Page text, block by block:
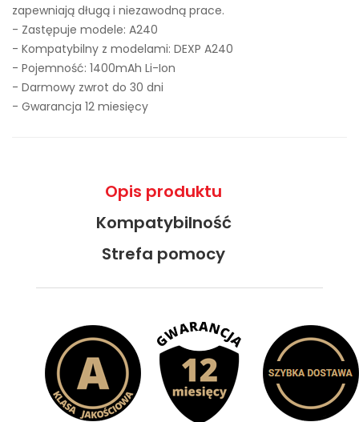
zapewniają długą i niezawodną prace.
- Zastępuje modele: A240
- Kompatybilny z modelami: DEXP A240
- Pojemność: 1400mAh Li-Ion
- Darmowy zwrot do 30 dni
- Gwarancja 12 miesięcy
Opis produktu
Kompatybilność
Strefa pomocy